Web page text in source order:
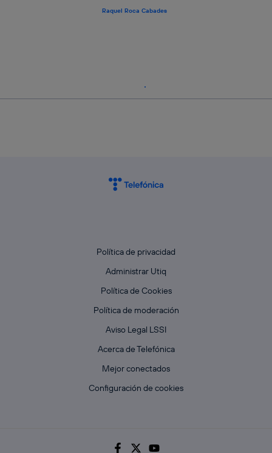
Raquel Roca Cabades
Política de privacidad
Administrar Utiq
Política de Cookies
Política de moderación
Aviso Legal LSSI
Acerca de Telefónica
Mejor conectados
Configuración de cookies